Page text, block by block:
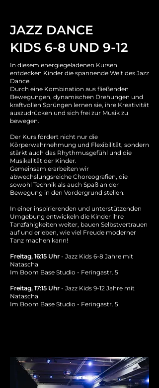
JAZZ DANCE
KIDS 6-8 UND 9-12
In diesem energiegeladenen Kursen
entdecken Kinder die spannende Welt des Jazz
Dance.
Durch eine Kombination aus fließenden
Bewegungen, dynamischen Drehungen und
kraftvollen Sprüngen lernen sie, ihre Kreativität
auszudrücken und sich frei zur Musik zu
bewegen.
Der Kurs fördert nicht nur die
Körperwahrnehmung und Flexibilität, sondern
stärkt auch das Rhythmusgefühl und die
Musikalität der Kinder.
Gemeinsam erarbeiten wir
abwechslungsreiche Choreografien, die
sowohl Technik als auch Spaß an der
Bewegung in den Vordergrund stellen.
In einer inspirierenden und unterstützenden
Umgebung entwickeln die Kinder ihre
Tanzfähigkeiten weiter, bauen Selbstvertrauen
auf und erleben, wie viel Freude moderner
Tanz machen kann!
Freitag, 16:15 Uhr - Jazz Kids 6-8 Jahre mit
Natascha
Im Boom Base Studio - Feringastr. 5
Freitag, 17:15 Uhr - Jazz Kids 9-12 Jahre mit
Natascha
Im Boom Base Studio - Feringastr. 5